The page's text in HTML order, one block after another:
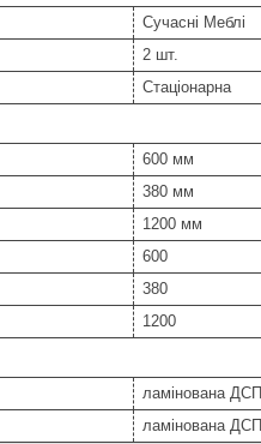
Сучасні Меблі
2 шт.
Стаціонарна
600 мм
380 мм
1200 мм
600
380
1200
ламінована ДСП
ламінована ДСП